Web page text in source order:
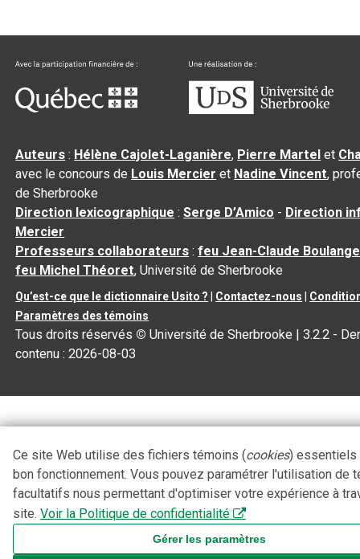
Auteurs : Hélène Cajolet-Laganière, Pierre Martel et
avec le concours de Louis Mercier et Nadine Vincent,
de Sherbrooke
Direction lexicographique :Serge D’Amico - Direction
Mercier
Professeurs collaborateurs :feu Jean-Claude
feu Michel Théoret, Université de Sherbrooke
Qu’est-ce que le dictionnaire Usito ? Contactez-nous
Paramètres des témoins
Tous droits réservés © Université de Sherbrooke |3.2.2 -
contenu :2026-08-03
Ce site Web utilise des fichiers témoins (cookies) essentiels
bon fonctionnement. Vous pouvez paramétrer l'utilisation de
facultatifs nous permettant d'optimiser votre expérience à
site. Voir la Politique de confidentialité
Gérer les paramètres